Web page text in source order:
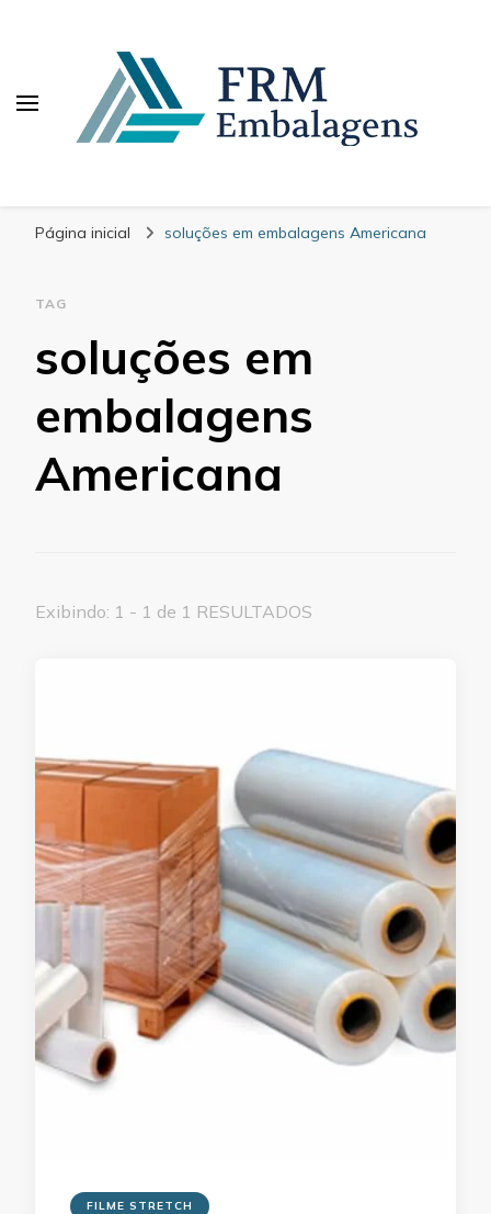
Página inicial soluções em embalagens Americana
TAG
soluções em
embalagens
Americana
Exibindo: 1 - 1 de 1 RESULTADOS
FILME STRETCH